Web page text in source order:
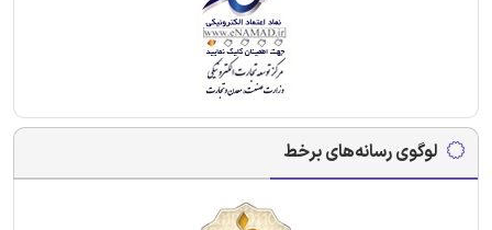
لوگوی رسانه‌های برخط